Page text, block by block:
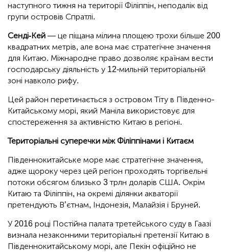
наступного тижня на території Філіппін, неподалік від
групи островів Спратлі.
Сенді-Кей — це піщана мілина площею трохи більше 200
квадратних метрів, але вона має стратегічне значення
для Китаю. Міжнародне право дозволяє країнам вести
господарську діяльність у 12-мильній територіальній
зоні навколо рифу.
Цей район перетинається з островом Тіту в Південно-
Китайському морі, який Маніла використовує для
спостереження за активністю Китаю в регіоні.
Територіальні суперечки між Філіппінами і Китаєм
Південнокитайське море має стратегічне значення,
адже щороку через цей регіон проходять торгівельні
потоки обсягом близько 3 трлн доларів США. Окрім
Китаю та Філіппін, на окремі ділянки акваторії
претендують В’єтнам, Індонезія, Малайзія і Бруней.
У 2016 році Постійна палата третейського суду в Гаазі
визнала незаконними територіальні претензії Китаю в
Південнокитайському морі, але Пекін офіційно не